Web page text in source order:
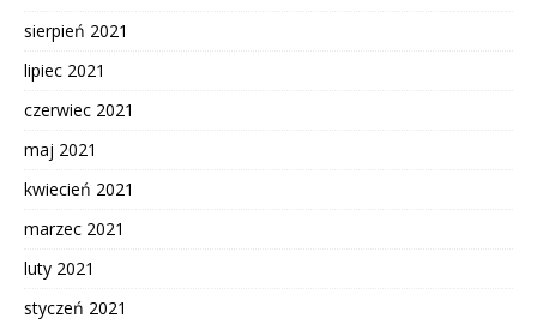
sierpień 2021
lipiec 2021
czerwiec 2021
maj 2021
kwiecień 2021
marzec 2021
luty 2021
styczeń 2021